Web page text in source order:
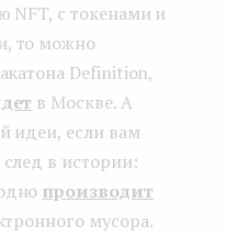
NFT, с токенами и
то можно
Definition,
в Москве. А
идеи, если вам
в истории:
производит
мусора.